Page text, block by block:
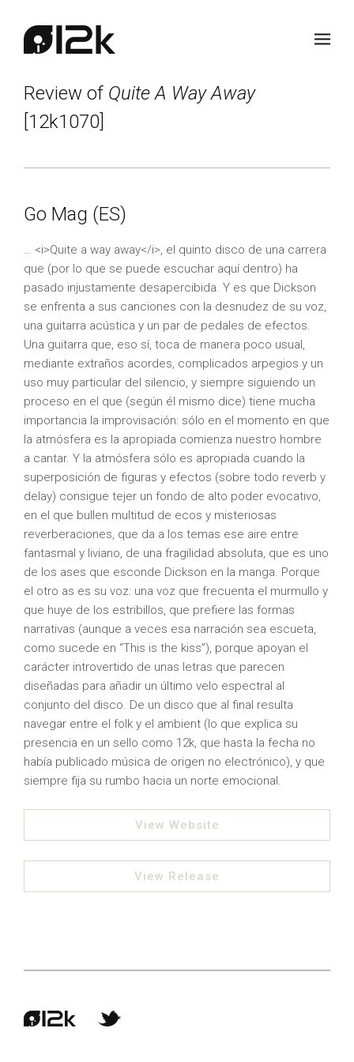
Review of Quite A Way Away
[12k1070]
Go Mag (ES)
… <i>Quite a way away</i>, el quinto disco de una carrera
que (por lo que se puede escuchar aquí dentro) ha
pasado injustamente desapercibida. Y es que Dickson
se enfrenta a sus canciones con la desnudez de su voz,
una guitarra acústica y un par de pedales de efectos.
Una guitarra que, eso sí, toca de manera poco usual,
mediante extraños acordes, complicados arpegios y un
uso muy particular del silencio, y siempre siguiendo un
proceso en el que (según él mismo dice) tiene mucha
importancia la improvisación: sólo en el momento en que
la atmósfera es la apropiada comienza nuestro hombre
a cantar. Y la atmósfera sólo es apropiada cuando la
superposición de figuras y efectos (sobre todo reverb y
delay) consigue tejer un fondo de alto poder evocativo,
en el que bullen multitud de ecos y misteriosas
reverberaciones, que da a los temas ese aire entre
fantasmal y liviano, de una fragilidad absoluta, que es uno
de los ases que esconde Dickson en la manga. Porque
el otro as es su voz: una voz que frecuenta el murmullo y
que huye de los estribillos, que prefiere las formas
narrativas (aunque a veces esa narración sea escueta,
como sucede en “This is the kiss”), porque apoyan el
carácter introvertido de unas letras que parecen
diseñadas para añadir un último velo espectral al
conjunto del disco. De un disco que al final resulta
navegar entre el folk y el ambient (lo que explica su
presencia en un sello como 12k, que hasta la fecha no
había publicado música de origen no electrónico), y que
siempre fija su rumbo hacia un norte emocional.
View Website
View Release